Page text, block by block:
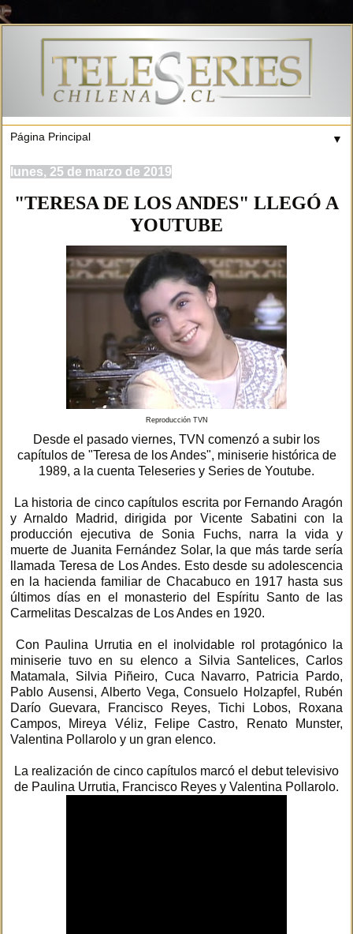
▼
lunes, 25 de marzo de 2019
"TERESA DE LOS ANDES" LLEGÓ A
YOUTUBE
Reproducción TVN
Desde el pasado viernes, TVN comenzó a subir los
capítulos de "Teresa de los Andes", miniserie histórica de
1989, a la cuenta Teleseries y Series de Youtube.
La historia de cinco capítulos escrita por Fernando Aragón
y Arnaldo Madrid, dirigida por Vicente Sabatini con la
producción ejecutiva de Sonia Fuchs, narra la vida y
muerte de Juanita Fernández Solar, la que más tarde sería
llamada Teresa de Los Andes. Esto desde su adolescencia
en la hacienda familiar de Chacabuco en 1917 hasta sus
últimos días en el monasterio del Espíritu Santo de las
Carmelitas Descalzas de Los Andes en 1920.
Con Paulina Urrutia en el inolvidable rol protagónico la
miniserie tuvo en su elenco a Silvia Santelices, Carlos
Matamala, Silvia Piñeiro, Cuca Navarro, Patricia Pardo,
Pablo Ausensi, Alberto Vega, Consuelo Holzapfel, Rubén
Darío Guevara, Francisco Reyes, Tichi Lobos, Roxana
Campos, Mireya Véliz, Felipe Castro, Renato Munster,
Valentina Pollarolo y un gran elenco.
La realización de cinco capítulos marcó el debut televisivo
de Paulina Urrutia, Francisco Reyes y Valentina Pollarolo.